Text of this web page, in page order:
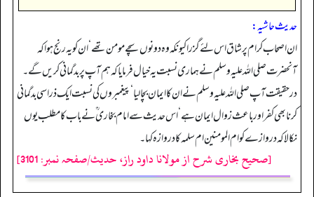
حدیث حاشیہ:
ان اصحاب کرام پر شاق اس لئے گزرا کیونکہ وہ دونوں سچے مومن تھے‘ ان کو یہ رنج ہوا کہ
آنحضرت صلی اللہ علیہ وسلم نے ہماری نسبت یہ خیال فرمایا کہ ہم آپ پر بدگمانی کریں گے۔
درحقیقت آپ صلی اللہ علیہ وسلم نے ان کا ایمان بچالیا‘ پیغمبروں کی نسبت ایک ذرا سی بد گمانی
کرنا بھی کفر اور باعث زوال ایمان ہے‘ اس حدیث سے امام بخاری ؒنے باب کا مطلب یوں
نکالا کہ دروازے کو ام المومنین ام سلمہ کا دروازہ کہا۔
[صحیح بخاری شرح از مولانا داود راز، حدیث/صفحہ نمبر: 3101]